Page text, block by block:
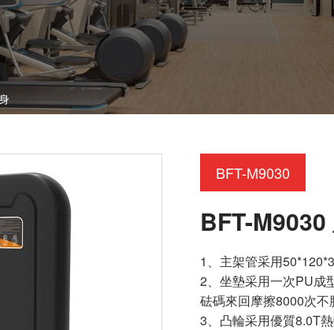
BFT-M9030
BFT-
1、主架管采用
2、坐墊采用一次PU成
砝碼來回摩擦8000次不
3、凸輪采用優質8.0T